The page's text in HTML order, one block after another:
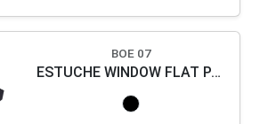
BOE 07
ESTUCHE WINDOW FLAT PARA UN BOLÍGRAFO.